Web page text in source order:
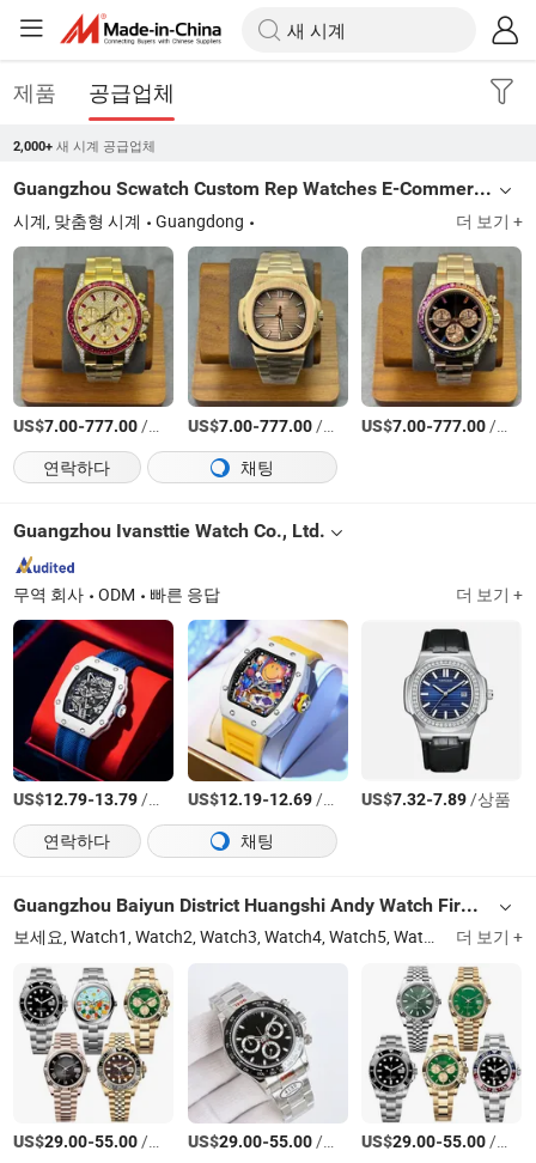
제품 공급업체
2,000+ 새 시계 공급업체
Guangzhou Scwatch Custom Rep Watches E-Commerce Firm
시계, 맞춤형 시계 Guangdong 더 보기 +
US$7.00-777.00/상품 US$7.00-777.00/상품 US$7.00-777.00/상품
연락하다
채팅
Guangzhou Ivansttie Watch Co., Ltd.
무역 회사 ODM 빠른 응답 더 보기 +
US$12.79-13.79/상품 US$12.19-12.69/상품 US$7.32-7.89/상품
연락하다
채팅
Guangzhou Baiyun District Huangshi Andy Watch Firm (Individual Business)
보세요, Watch1, Watch2, Watch3, Watch4, Watch5, Watch6, Watch7 더 보기 +
US$29.00-55.00/상품 US$29.00-55.00/상품 US$29.00-55.00/상품